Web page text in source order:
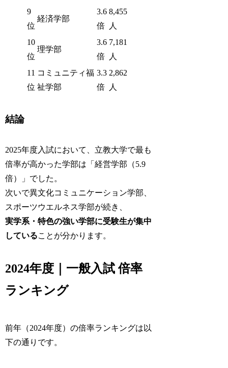
9
位
経済学部
3.6
倍
8,455
人
10
位
理学部
3.6
倍
7,181
人
11
位
コミュニティ福
祉学部
3.3
倍
2,862
人
結論
2025年度入試において、立教大学で最も
倍率が高かった学部は「経営学部（5.9
倍）」でした。
次いで異文化コミュニケーション学部、
スポーツウエルネス学部が続き、
実学系・特色の強い学部に受験生が集中
していることが分かります。
2024年度｜一般入試 倍率
ランキング
前年（2024年度）の倍率ランキングは以
下の通りです。